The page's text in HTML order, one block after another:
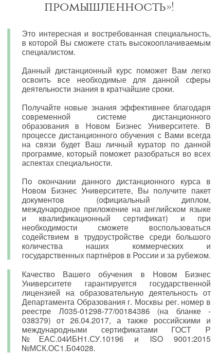
промышленность»!
Это интересная и востребованная специальность,
в которой Вы сможете стать высокооплачиваемым
специалистом.
Данный дистанционный курс поможет Вам легко
освоить все необходимые для данной сферы
деятельности знания в кратчайшие сроки.
Получайте новые знания эффективнее благодаря
современной системе дистанционного
образования в Новом Бизнес Университете. В
процессе дистанционного обучения с Вами всегда
на связи будет Ваш личный куратор по данной
программе, который поможет разобраться во всех
аспектах специальности.
По окончании данного дистанционного курса в
Новом Бизнес Университете, Вы получите пакет
документов (официальный диплом,
международное приложение на английском языке
и квалификационный сертификат) и при
необходимости сможете воспользоваться
содействием в трудоустройстве среди большого
количества наших коммерческих и
государственных партнёров в России и за рубежом.
Качество Вашего обучения в Новом Бизнес
Университете гарантируется государственной
лицензией на образовательную деятельность от
Департамента Образования г. Москвы рег. номер в
реестре Л035-01298-77/00184386 (на бланке -
038379) от 26.04.2017, а также российскими и
международными сертификатами ГОСТ Р
№ЕАС.04ИБН1.СУ.10196 и ISO 9001:2015
№МСК.ОС1.Б04028.